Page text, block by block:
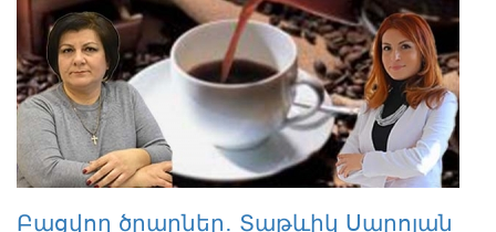
Բացվող ծրարներ․ Տաթևիկ Սարոյան